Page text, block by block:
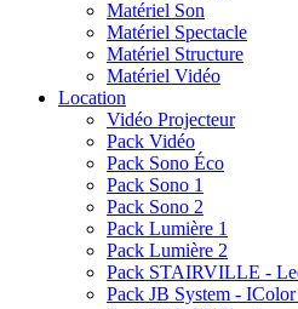
Matériel Son
Matériel Spectacle
Matériel Structure
Matériel Vidéo
Location
Vidéo Projecteur
Pack Vidéo
Pack Sono Éco
Pack Sono 1
Pack Sono 2
Pack Lumière 1
Pack Lumière 2
Pack STAIRVILLE -
Pack JB System -